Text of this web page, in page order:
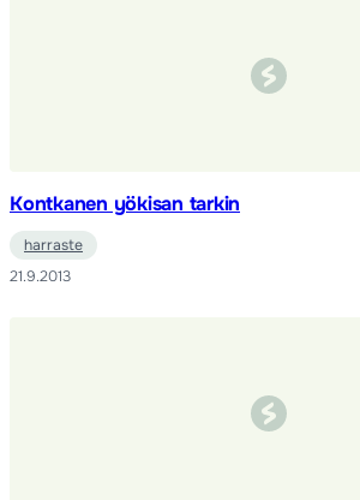
Kontkanen yökisan tarkin
harraste
21.9.2013